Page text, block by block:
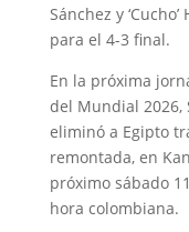
Sánchez y
para el 4-3 final.
En la próxima
del Mundial 2026,
eliminó a Egipto
remontada, en
próximo sábado
hora colombiana.